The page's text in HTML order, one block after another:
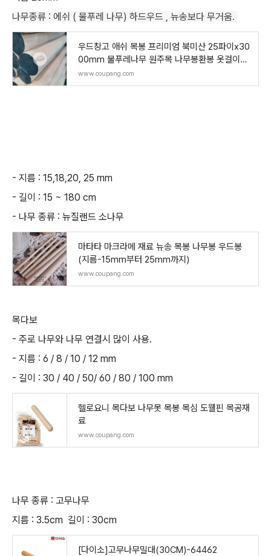
나무종류 : 에쉬 ( 물푸레 나무) 하드우드 , 뉴송보다 무거움.
우드창고 애쉬 목봉 프리미엄 북미산 25파이x30
00mm 물푸레나무 원주목 나무봉환봉 옷걸이봉
목재
www.coupang.com
- 지름 : 15,18,20, 25 mm
- 길이 : 15 ~ 180 cm
- 나무 종류 : 뉴질랜드 소나무
마타타 마크라메 재료 뉴송 목봉 나무봉 우드봉
(지름-15mm부터 25mm까지)
www.coupang.com
목다보
- 주로 나무와 나무 연결시 많이 사용.
- 지름 : 6 / 8 / 10 / 12 mm
- 길이 : 30 / 40 / 50/ 60 / 80 / 100 mm
헬로요니 목다보 나무못 목봉 목심 도웰핀 목공재
료
www.coupang.com
나무 종류 : 고무나무
지름 : 3.5cm 길이 : 30cm
[다이소]고무나무밀대(30CM)-64462